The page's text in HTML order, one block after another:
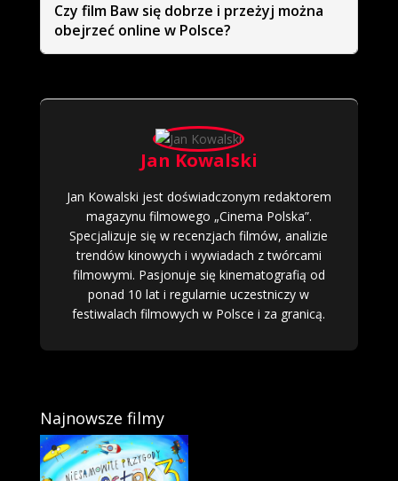
Czy film Baw się dobrze i przeżyj można
obejrzeć online w Polsce?
Jan Kowalski
Jan Kowalski jest doświadczonym redaktorem
magazynu filmowego „Cinema Polska”.
Specjalizuje się w recenzjach filmów, analizie
trendów kinowych i wywiadach z twórcami
filmowymi. Pasjonuje się kinematografią od
ponad 10 lat i regularnie uczestniczy w
festiwalach filmowych w Polsce i za granicą.
Najnowsze filmy